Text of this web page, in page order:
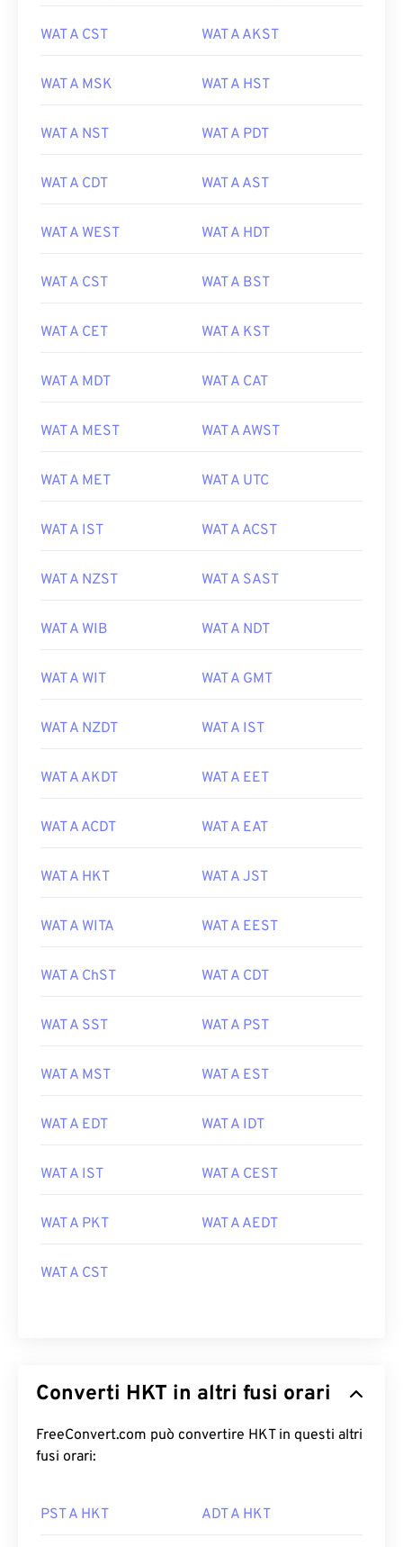
WAT A CST WAT A AKST
WAT A MSK WAT A HST
WAT A NST WAT A PDT
WAT A CDT WAT A AST
WAT A WEST WAT A HDT
WAT A CST WAT A BST
WAT A CET WAT A KST
WAT A MDT WAT A CAT
WAT A MEST WAT A AWST
WAT A MET WAT A UTC
WAT A IST WAT A ACST
WAT A NZST WAT A SAST
WAT A WIB WAT A NDT
WAT A WIT WAT A GMT
WAT A NZDT WAT A IST
WAT A AKDT WAT A EET
WAT A ACDT WAT A EAT
WAT A HKT WAT A JST
WAT A WITA WAT A EEST
WAT A ChST WAT A CDT
WAT A SST WAT A PST
WAT A MST WAT A EST
WAT A EDT WAT A IDT
WAT A IST WAT A CEST
WAT A PKT WAT A AEDT
WAT A CST
Converti HKT in altri fusi orari
FreeConvert.com può convertire HKT in questi altri
fusi orari:
PST A HKT ADT A HKT